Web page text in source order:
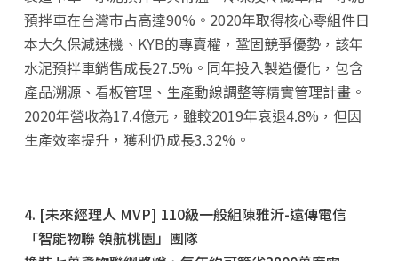
預拌車在台灣市占高達90%。2020年取得核心零組件日
本大久保減速機、KYB的專賣權，鞏固競爭優勢，該年
水泥預拌車銷售成長27.5%。同年投入製造優化，包含
產品溯源、看板管理、生產動線調整等精實管理計畫。
2020年營收為17.4億元，雖較2019年衰退4.8%，但因
生產效率提升，獲利仍成長3.32%。
4. [未來經理人 MVP] 110級一般組陳雅沂-遠傳電信
「智能物聯 領航桃園」團隊